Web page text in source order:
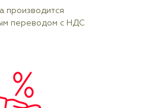
производится
переводом с НДС